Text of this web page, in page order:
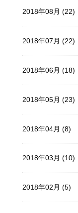
2018年08月 (22)
2018年07月 (22)
2018年06月 (18)
2018年05月 (23)
2018年04月 (8)
2018年03月 (10)
2018年02月 (5)